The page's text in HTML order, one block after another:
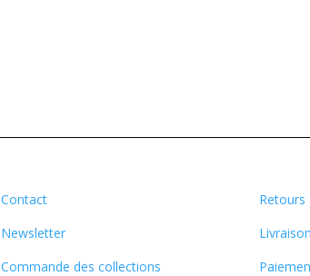
Contact
Newsletter
Commande des collections
Retours
Livraison